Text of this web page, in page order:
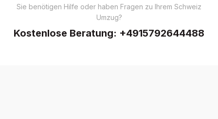
Sie benötigen Hilfe oder haben Fragen zu Ihrem Schweiz
Umzug?
Kostenlose Beratung: +4915792644488